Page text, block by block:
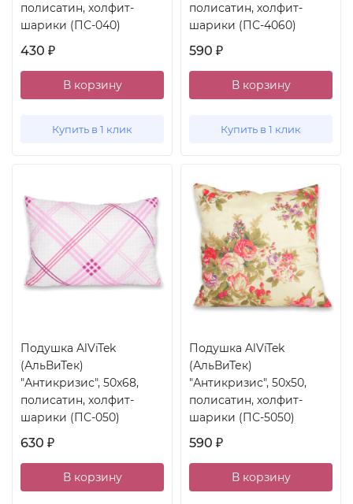
полисатин, холфит-
шарики (ПС-040)
430 ₽
В корзину
Купить в 1 клик
полисатин, холфит-
шарики (ПС-4060)
590 ₽
В корзину
Купить в 1 клик
Подушка AlViTek
(АльВиТек)
"Антикризис", 50x68,
полисатин, холфит-
шарики (ПС-050)
630 ₽
В корзину
Подушка AlViTek
(АльВиТек)
"Антикризис", 50x50,
полисатин, холфит-
шарики (ПС-5050)
590 ₽
В корзину